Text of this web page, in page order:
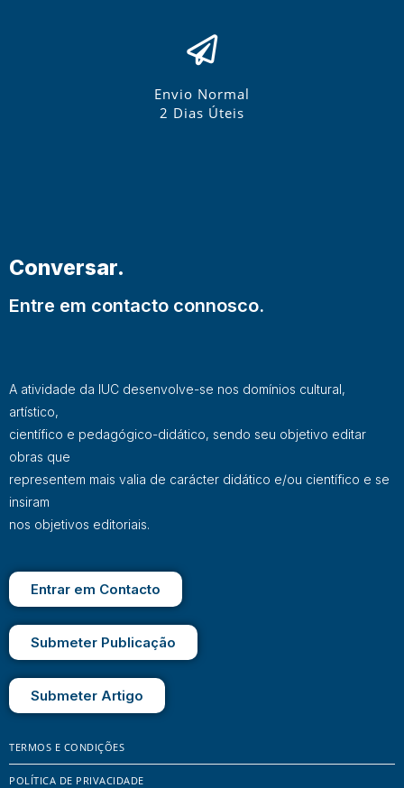
Envio Normal
2 Dias Úteis
Conversar.
Entre em contacto connosco.
A atividade da IUC desenvolve-se nos domínios cultural,
artístico,
científico e pedagógico-didático, sendo seu objetivo editar
obras que
representem mais valia de carácter didático e/ou científico e se
insiram
nos objetivos editoriais.
Entrar em Contacto
Submeter Publicação
Submeter Artigo
TERMOS E CONDIÇÕES
POLÍTICA DE PRIVACIDADE